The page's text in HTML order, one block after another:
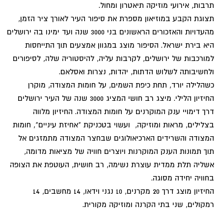
תרבות, אירועי מוזיקה תיאטרון ומחול.
תצוגת הקבע במוזיאון מספרת את סיפור העיר לאורך ציר הזמן,
מהעדויות והאזכורים הראשונים בני 3000 שנה ועד ימינו בה ירושלים
היא בירת ישראל. הסיפור מוצג במגוון אמצעים תוך התייחסות
למורכבות של ירושלים, לקרבות עליה, להיסטוריה שלה, לסיפורים
ולחשיבותה לשלוש הדתות, יהדות, נצרות ואסלאם.
כשהלילה יורד, תחת כיפת השמים, על חומות המצודה, מוקרן
החיזיון הלילי. מיצג רב חושי המציג 3000 שנה של העיר ירושלים
דרך דימויי ענק המוקרנים על חומות המצודה. החיזיון מלווה
בצלילים, מראות ומוזיקה, ועשוי בטכניקת "אחיזת עיניים", חומות
המצודה והשרידים הארכיאולוגים שבחצר המצודה מתמזגים אל
תוך תמונות הענק המוקרנות ויוצרים חוויה של מציאות מדומה,
אשליה תלת ממדית עוצרת נשימה, רב חושית, העוטפת את הצופה
בחוויה יחידה מסוגה.
החיזיון מוצג דרך 20 מקרנים, 10 נגני וידאו, 14 מחשבים, 14
רמקולים, שני בתי הקרנה ומוזיקה מקורית.